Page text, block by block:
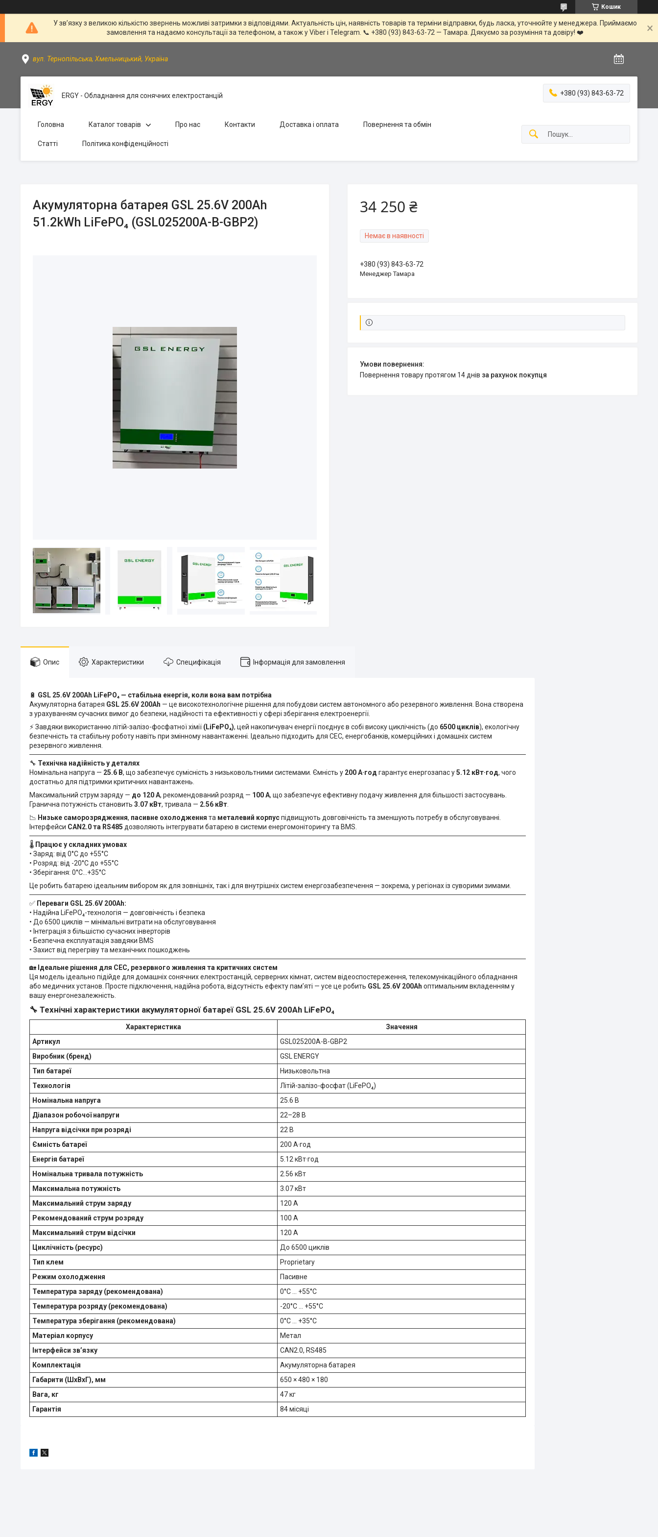
Кошик
У зв’язку з великою кількістю звернень можливі затримки з відповідями. Актуальність цін, наявність товарів та терміни відправки, будь ласка, уточнюйте у менеджера. Приймаємо
замовлення та надаємо консультації за телефоном, а також у Viber і Telegram. 📞 +380 (93) 843-63-72 — Тамара. Дякуємо за розуміння та довіру! ❤️
вул. Тернопільська, Хмельницький, Україна
ERGY - Обладнання для сонячних електростанцій +380 (93) 843-63-72
Головна Каталог товарів Про нас Контакти Доставка і оплата Повернення та обмін
Статті Політика конфіденційності
Акумуляторна батарея GSL 25.6V 200Ah
51.2kWh LiFePO₄ (GSL025200A-B-GBP2)
34 250 ₴
Немає в наявності
+380 (93) 843-63-72
Менеджер Тамара
повернення товару протягом 14 днів за рахунок покупця
Опис Характеристики Специфікація Інформація для замовлення
🔋 GSL 25.6V 200Ah LiFePO₄ — стабільна енергія, коли вона вам потрібна
Акумуляторна батарея GSL 25.6V 200Ah — це високотехнологічне рішення для побудови систем автономного або резервного живлення. Вона створена
з урахуванням сучасних вимог до безпеки, надійності та ефективності у сфері зберігання електроенергії.
⚡ Завдяки використанню літій-залізо-фосфатної хімії (LiFePO₄), цей накопичувач енергії поєднує в собі високу циклічність (до 6500 циклів), екологічну
безпечність та стабільну роботу навіть при змінному навантаженні. Ідеально підходить для СЕС, енергобанків, комерційних і домашніх систем
резервного живлення.
🔧 Технічна надійність у деталях
Номінальна напруга — 25.6 В, що забезпечує сумісність з низьковольтними системами. Ємність у 200 А·год гарантує енергозапас у5.12 кВт·год, чого
достатньо для підтримки критичних навантажень.
Максимальний струм заряду — до 120 А, рекомендований розряд — 100 А, що забезпечує ефективну подачу живлення для більшості застосувань.
Гранична потужність становить 3.07 кВт, тривала — 2.56 кВт
📉 Низьке саморозрядження, пасивне охолодження та металевий корпуспідвищують довговічність та зменшують потребу в обслуговуванні.
Інтерфейси CAN2.0 та RS485 дозволяють інтегрувати батарею в системи енергомоніторингу та BMS.
🌡️ Працює у складних умовах
• Заряд: від 0°C до +55°C
• Розряд: від -20°C до +55°C
• Зберігання: 0°C…+35°C
Це робить батарею ідеальним вибором як для зовнішніх, так і для внутрішніх систем енергозабезпечення — зокрема, у регіонах із суворими зимами.
✅ Переваги GSL 25.6V 200Ah:
• Надійна LiFePO₄-технологія — довговічність і безпека
• До 6500 циклів — мінімальні витрати на обслуговування
• Інтеграція з більшістю сучасних інверторів
• Безпечна експлуатація завдяки BMS
• Захист від перегріву та механічних пошкоджень
🏡 Ідеальне рішення для СЕС, резервного живлення та критичних систем
Ця модель ідеально підійде для домашніх сонячних електростанцій, серверних кімнат, систем відеоспостереження, телекомунікаційного обладнання
або медичних установ. Просте підключення, надійна робота, відсутність ефекту пам’яті — усе це робить GSL 25.6V 200Ah оптимальним вкладенням у
вашу енергонезалежність.
🔧 Технічні характеристики акумуляторної батареї GSL 25.6V 200Ah LiFePO₄
Характеристика
Значення
Артикул
GSL025200A-B-GBP2
Виробник (бренд)
GSL ENERGY
Тип батареї
Низьковольтна
Технологія
Літій-залізо-фосфат (LiFePO₄)
Номінальна напруга
25.6 В
Діапазон робочої напруги
22–28 В
Напруга відсічки при розряді
22 В
Ємність батареї
200 А·год
Енергія батареї
5.12 кВт·год
Номінальна тривала потужність
2.56 кВт
Максимальна потужність
3.07 кВт
Максимальний струм заряду
120 А
Рекомендований струм розряду
100 А
Максимальний струм відсічки
120 А
Циклічність (ресурс)
До 6500 циклів
Тип клем
Proprietary
Режим охолодження
Пасивне
Температура заряду (рекомендована)
0°C ... +55°C
Температура розряду (рекомендована)
-20°C ... +55°C
Температура зберігання (рекомендована)
0°C ... +35°C
Матеріал корпусу
Метал
Інтерфейси зв’язку
CAN2.0, RS485
Комплектація
Акумуляторна батарея
Габарити (ШxВxГ), мм
650 × 480 × 180
Вага, кг
47 кг
Гарантія
84 місяці